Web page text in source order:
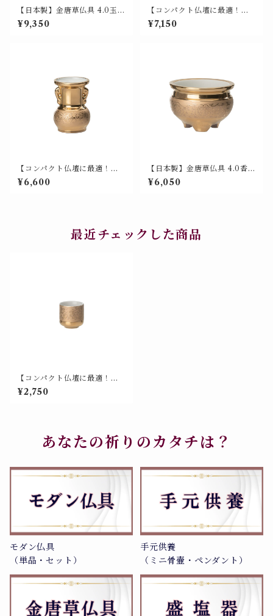
【日本製】金唐草仏具 4.0玉仏
花（花瓶 / 仏花瓶）美濃焼 山
源 700-003
¥9,350
【コンパクト仏壇に最適！】
金唐草仏具 3.5玉仏花（花瓶 /
仏花瓶）日本製 美濃焼 山源謹
¥7,150
【コンパクト仏壇に最適！】
金唐草仏具 3.0玉仏花（花瓶 /
仏花瓶）日本製 美濃焼 山源謹
¥6,600
【日本製】金唐草仏具 4.0香
炉 美濃焼 山源 700-008
¥6,050
最近チェックした商品
【コンパクト仏壇に最適！】
金唐草仏具 湯呑（1.4寸 茶湯
器・ノゾキ）美濃焼 山源謹製
¥2,750
あなたの祈りのカタチは？
モダン仏具
（単品・セット）
手元供養
（ミニ骨壷・ペンダント）